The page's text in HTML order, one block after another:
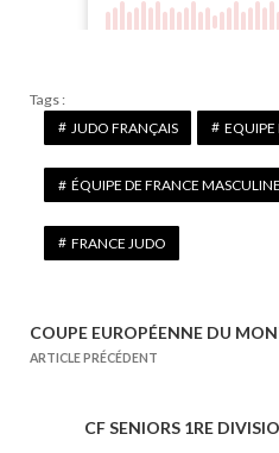
Tags :
JUDO FRANÇAIS
EQUIPE
ÉQUIPE DE FRANCE MASCULINE
FRANCE JUDO
N
COUPE EUROPÉENNE DU
ARTICLE PRÉCÉDENT
CF SENIORS 1RE